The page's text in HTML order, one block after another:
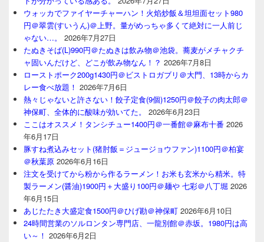
ウォッカでファイヤーチャーハン！火焰炒飯＆坦坦面セット980
円＠翠雲(すいうん)＠上野。量がめっちゃ多くて絶対に一人前じ
ゃない…。
2026年7月27日
たぬきそば(L)990円＠たぬきは飲み物＠池袋。蕎麦がメチャクチ
ャ固いんだけど、どこが飲み物なん！？ 2026年7月8日
ローストポーク200g1430円＠ビストロガブリ＠大門、13時からカ
レー食べ放題！ 2026年7月6日
熱々じゃないと許さない！餃子定食(9個)1250円＠餃子の肉太郎＠
神保町、全体的に酸味が効いてた。
2026年6月23日
ここはオススメ！タンシチュー1400円＠一番館＠麻布十番 2026
年6月17日
豚すね煮込みセット(猪肘飯＝ジュージョウファン)1100円＠柏宴
＠秋葉原 2026年6月16日
注文を受けてから粉から作るラーメン！お米も玄米から精米。特
製ラーメン(醤油)1900円＋大盛り100円＠麺や 七彩＠八丁堀 2026
年6月15日
あじたたき大盛定食1500円＠ひげ勘＠神保町 2026年6月10日
24時間営業のソルロンタン専門店、一龍別館＠赤坂。1980円は高
い～！ 2026年6月2日